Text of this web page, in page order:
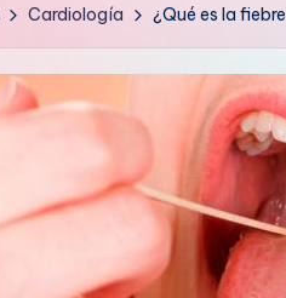
Cardiología ¿Qué es la